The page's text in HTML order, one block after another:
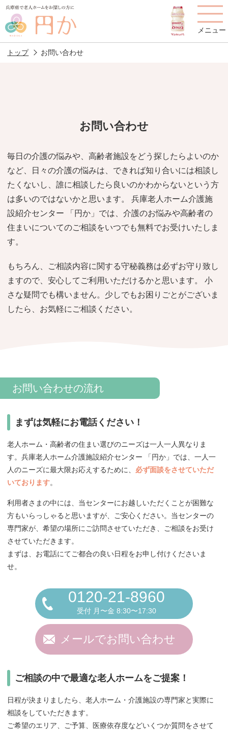
メニュー
老人ホームの種類 よくあるご質問
アクセス
相談者様の声 お役立ち情報
おすすめ施設特集
トップ お問い合わせ
お問い合わせ
毎日の介護の悩みや、高齢者施設をどう探したらよいのか
など、日々の介護の悩みは、できれば知り合いには相談し
たくないし、誰に相談したら良いのかわからないという方
は多いのではないかと思います。 兵庫老人ホーム介護施
設紹介センター 「円か」では、介護のお悩みや高齢者の
住まいについてのご相談をいつでも無料でお受けいたしま
す。
もちろん、ご相談内容に関する守秘義務は必ずお守り致し
ますので、安心してご利用いただけるかと思います。 小
さな疑問でも構いません。少しでもお困りごとがございま
したら、お気軽にご相談ください。
お問い合わせの流れ
まずは気軽にお電話ください！
老人ホーム・高齢者の住まい選びのニーズは一人一人異なりま
す。兵庫老人ホーム介護施設紹介センター 「円か」では、一人一
人のニーズに最大限お応えするために、 必ず面談をさせていただ
いております。
利用者さまの中には、当センターにお越しいただくことが困難な
方もいらっしゃると思いますが、ご安心ください。当センターの
専門家が、希望の場所にご訪問させていただき、ご相談をお受け
させていただきます。
まずは、お電話にてご都合の良い日程をお申し付けくださいま
せ。
0120-21-8960
受付 月〜金 8:30〜17:30
メールでお問い合わせ
ご相談の中で最適な老人ホームをご提案！
日程が決まりましたら、老人ホーム・介護施設の専門家と実際に
相談をしていただきます。
ご希望のエリア、ご予算、医療依存度などいくつか質問をさせて